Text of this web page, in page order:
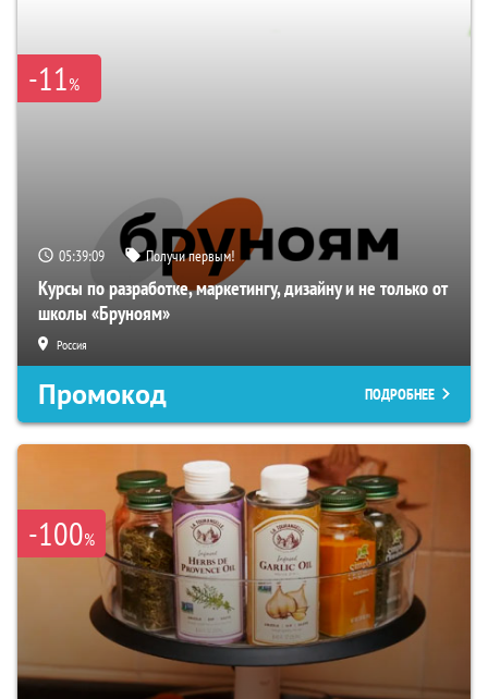
-11%
05:39:08 Получи первым!
Курсы по разработке, маркетингу, дизайну и не только от
школы «Бруноям»
Россия
Промокод ПОДРОБНЕЕ
-100%